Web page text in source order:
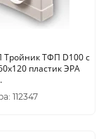
Тройник ТФП D100 с
пластик ЭРА
112347